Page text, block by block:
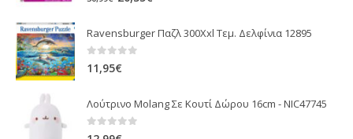
was:
30,99€.
τιμή
Ravensburger Παζλ 300Xxl Τεμ. Δελφίνια 12895
0 out of 5
11,95€
Λούτρινο Molang Σε Κουτί Δώρου 16cm - NIC47745
0 out of 5